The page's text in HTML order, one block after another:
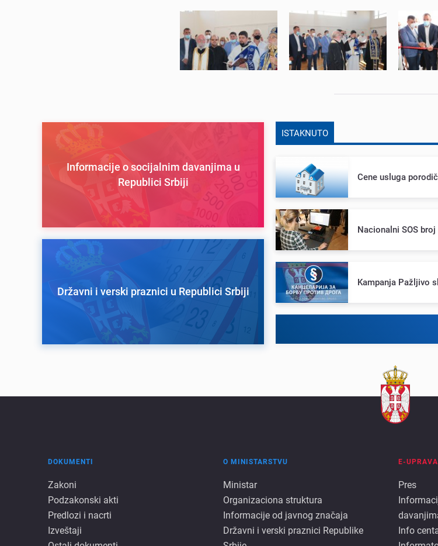
Informacije o socijalnim davanjima u
Republici Srbiji
Državni i verski praznici u Republici Srbiji
ISTAKNUTO
Cеnе usluga
Nacionalni SOS
Kampanja Pažljivo
Dokumenti
DOKUMENTI
Zakoni
Podzakonski akti
Predlozi i nacrti
Izveštaji
O
ministarstvu
O MINISTARSTVU
Ministar
Organizaciona struktura
Informacije od javnog značaja
Državni i verski praznici Republike
E
uprava
E-UPRAVA
Pres
Info